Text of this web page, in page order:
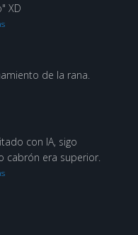
XD
de la rana.
con IA, sigo
cabrón era superior.